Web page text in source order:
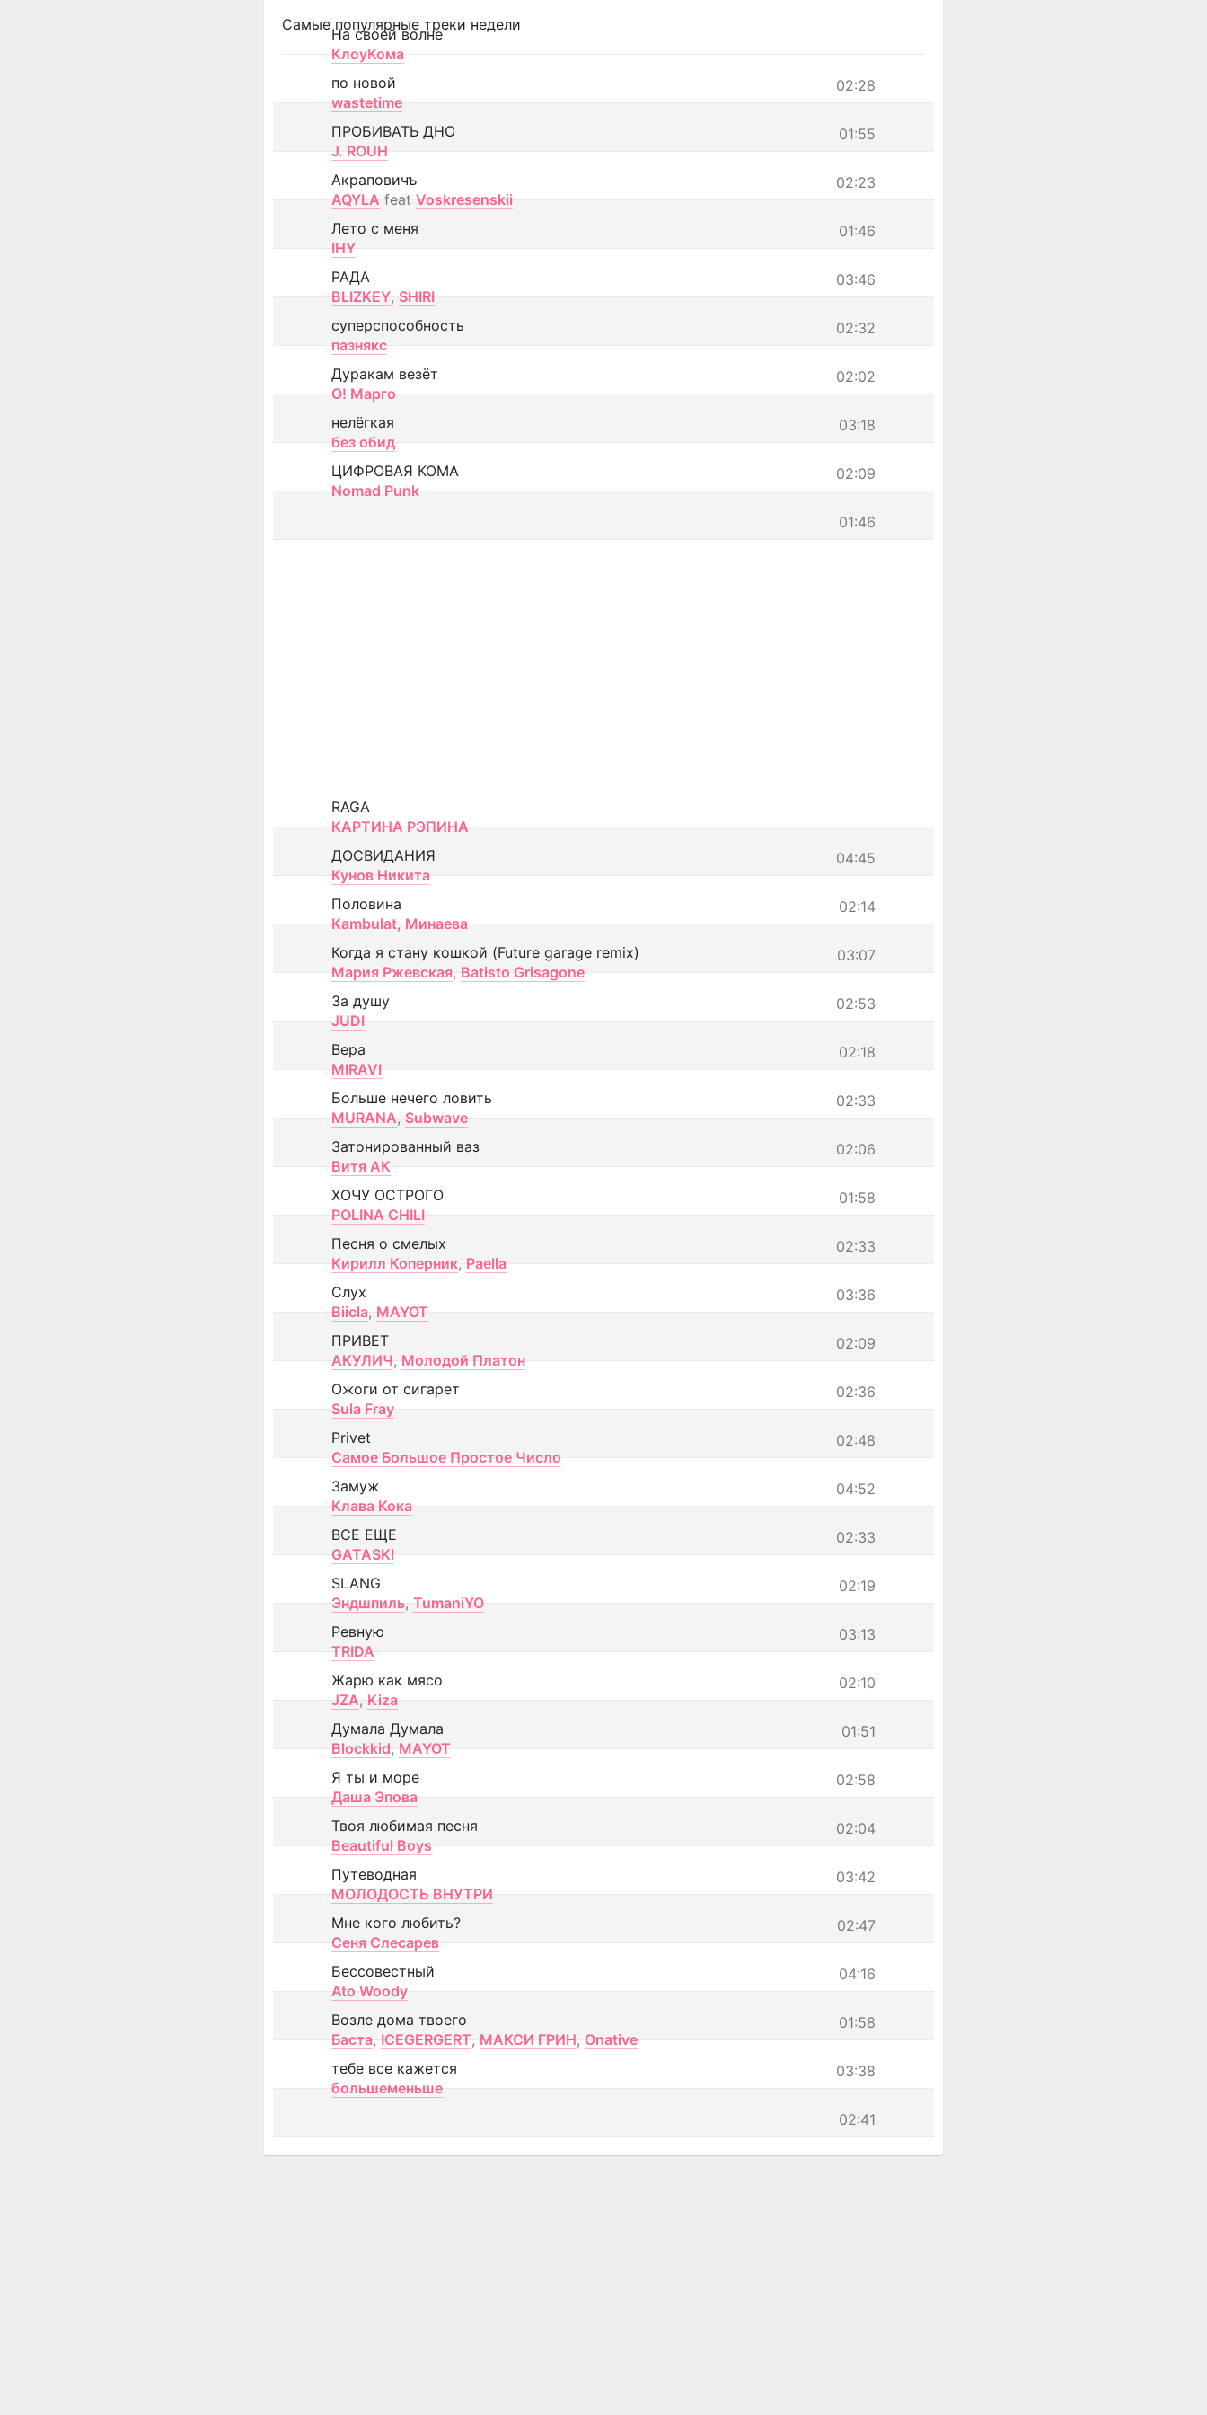
Самые популярные треки недели
На своей волне
КлоуКома
02:28
по новой
wastetime
01:55
ПРОБИВАТЬ ДНО
J. ROUH
02:23
Акраповичъ
AQYLA feat Voskresenskii
01:46
Лето с меня
IHY
03:46
РАДА
BLIZKEY, SHIRI
02:32
суперспособность
пазнякс
02:02
Дуракам везёт
О! Марго
03:18
нелёгкая
без обид
02:09
ЦИФРОВАЯ КОМА
Nomad Punk
01:46
RAGA
КАРТИНА РЭПИНА
04:45
ДОСВИДАНИЯ
Кунов Никита
02:14
Половина
Kambulat, Минаева
03:07
Когда я стану кошкой (Future garage remix)
Мария Ржевская, Batisto Grisagone
02:53
За душу
JUDI
02:18
Вера
MIRAVI
02:33
Больше нечего ловить
MURANA, Subwave
02:06
Затонированный ваз
Витя АК
01:58
ХОЧУ ОСТРОГО
POLINA CHILI
02:33
Песня о смелых
Кирилл Коперник, Paella
03:36
Слух
Biicla, MAYOT
02:09
ПРИВЕТ
АКУЛИЧ, Молодой Платон
02:36
Ожоги от сигарет
Sula Fray
02:48
Privet
Самое Большое Простое Число
04:52
Замуж
Клава Кока
02:33
ВСЕ ЕЩЕ
GATASKI
02:19
SLANG
Эндшпиль, TumaniYO
03:13
Ревную
TRIDA
02:10
Жарю как мясо
JZA, Kiza
01:51
Думала Думала
Blockkid, MAYOT
02:58
Я ты и море
Даша Эпова
02:04
Твоя любимая песня
Beautiful Boys
03:42
Путеводная
МОЛОДОСТЬ ВНУТРИ
02:47
Мне кого любить?
Сеня Слесарев
04:16
Бессовестный
Ato Woody
01:58
Возле дома твоего
Баста, ICEGERGERT, МАКСИ ГРИН, Onative
03:38
тебе все кажется
большеменьше
02:41